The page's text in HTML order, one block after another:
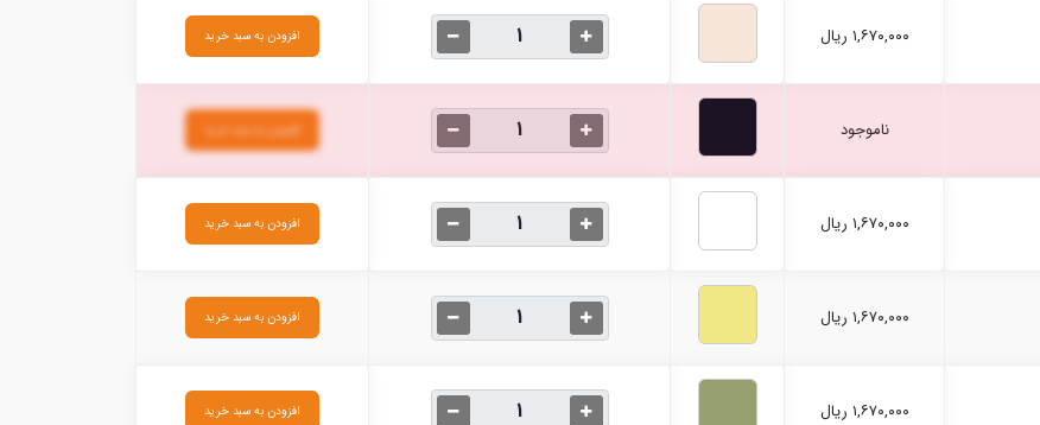
۱,۶۷۰,۰۰۰ ریال افزودن به سبد خرید
ناموجود افزودن به سبد خرید
۱,۶۷۰,۰۰۰ ریال افزودن به سبد خرید
۱,۶۷۰,۰۰۰ ریال افزودن به سبد خرید
۱,۶۷۰,۰۰۰ ریال افزودن به سبد خرید